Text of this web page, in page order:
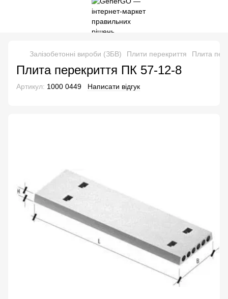
Залізобетонні вироби (ЗБВ) Плити перекриття Плита
Плита перекриття ПК 57-12-8
Артикул: 1000 0449 Написати відгук